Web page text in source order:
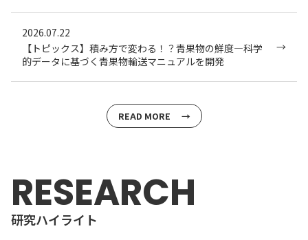
2026.07.22
【トピックス】積み方で変わる！？青果物の鮮度―科学
的データに基づく青果物輸送マニュアルを開発
READ MORE
RESEARCH
研究ハイライト